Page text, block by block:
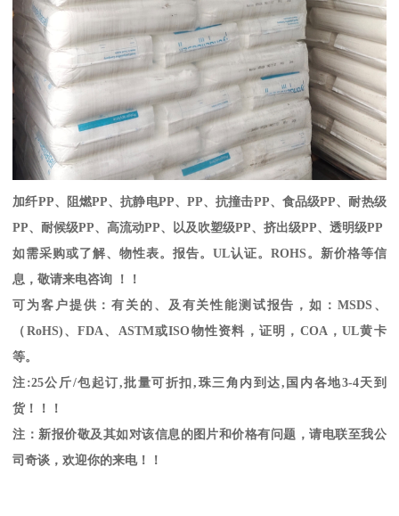
加纤PP、阻燃PP、抗静电PP、 PP、抗撞击PP、食品级PP、耐热级
PP、耐候级PP、高流动PP、以及吹塑级PP、挤出级PP、透明级PP
如需采购或了解、物性表。报告。 UL认证。 ROHS 。新价格等信
息，敬请来电咨询 ！！
可为客户提供：有关的、及有关性能测试报告，如： MSDS 、
（ RoHS) 、FDA、 ASTM或ISO物性资料，证明， COA，UL黄卡
等。
注 :25公斤/包起订,批量可折扣, 珠三角内到达, 国内各地3-4天到
货！！！
注：新报价敬及其如对该信息的图片和价格有问题，请电联至我公
司奇谈，欢迎你的来电！！